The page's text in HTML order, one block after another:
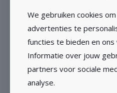
OPTIES
Dit
product
heeft
meerdere
variaties.
We gebruiken cookies
advertenties te
functies te bieden en
Informatie over jouw
partners voor sociale
analyse.